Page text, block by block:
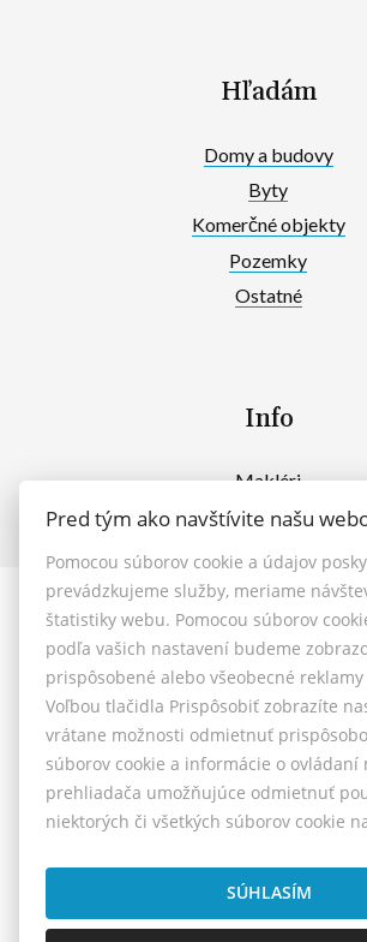
Hľadám
Domy a budovy
Byty
Komerčné objekty
Pozemky
Ostatné
Info
Makléri
Napíšte nám
Kontakt
© 2026 - MAXFIN REAL
Vašinova 125/61, Nitra 949 01, E-mail:
Nastavenie cookies
Všeobecné podmienky
Reklamačný poriadok
Etický kódex
Pred tým ako navštívite našu
Pomocou súborov cookie a údajov
prevádzkujeme služby, meriame
štatistiky webu. Pomocou súborov
podľa vašich nastavení budeme
prispôsobené alebo všeobecné
Voľbou tlačidla Prispôsobiť zobrazíte
vrátane možnosti odmietnuť
súborov cookie a informácie o ovládaní
prehliadača umožňujúce odmietnuť
niektorých či všetkých súborov cookie
SÚHLASÍM